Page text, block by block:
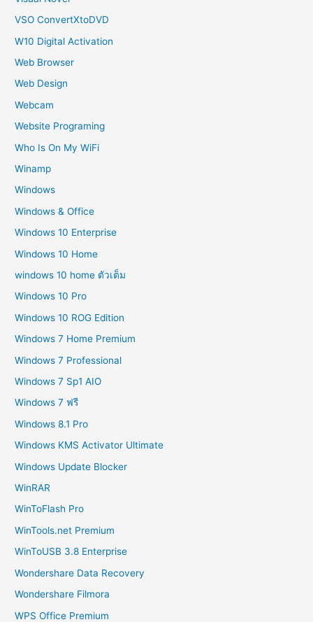
VSO ConvertXtoDVD
W10 Digital Activation
Web Browser
Web Design
Webcam
Website Programing
Who Is On My WiFi
Winamp
Windows
Windows & Office
Windows 10 Enterprise
Windows 10 Home
windows 10 home ตัวเต็ม
Windows 10 Pro
Windows 10 ROG Edition
Windows 7 Home Premium
Windows 7 Professional
Windows 7 Sp1 AIO
Windows 7 ฟรี
Windows 8.1 Pro
Windows KMS Activator Ultimate
Windows Update Blocker
WinRAR
WinToFlash Pro
WinTools.net Premium
WinToUSB 3.8 Enterprise
Wondershare Data Recovery
Wondershare Filmora
WPS Office Premium